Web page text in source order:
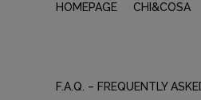
HOMEPAGE CHI&COSA
F.A.Q. – FREQUENTLY